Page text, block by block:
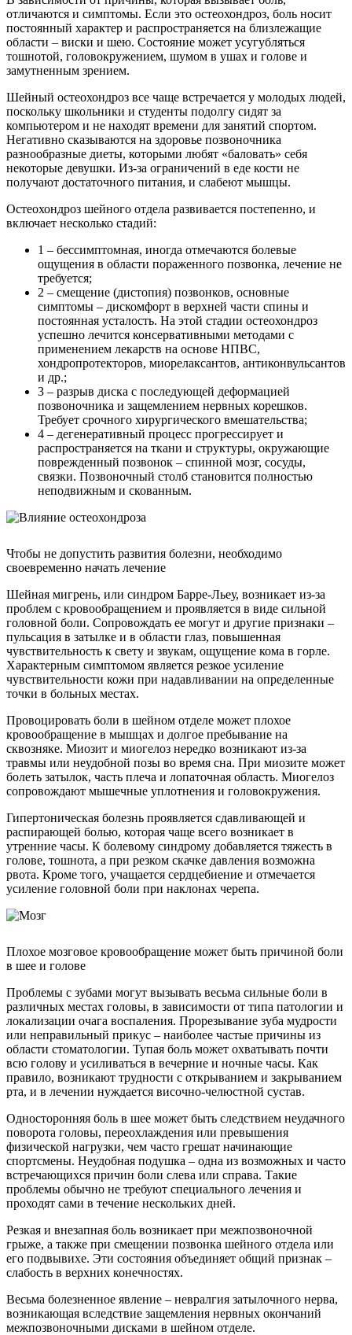
отличаются и симптомы. Если это остеохондроз, боль носит
постоянный характер и распространяется на близлежащие
области – виски и шею. Состояние может усугубляться
тошнотой, головокружением, шумом в ушах и голове и
замутненным зрением.
Шейный остеохондроз все чаще встречается у молодых людей,
поскольку школьники и студенты подолгу сидят за
компьютером и не находят времени для занятий спортом.
Негативно сказываются на здоровье позвоночника
разнообразные диеты, которыми любят «баловать» себя
некоторые девушки. Из-за ограничений в еде кости не
получают достаточного питания, и слабеют мышцы.
Остеохондроз шейного отдела развивается постепенно, и
включает несколько стадий:
1 – бессимптомная, иногда отмечаются болевые
ощущения в области пораженного позвонка, лечение не
требуется;
2 – смещение (дистопия) позвонков, основные
симптомы – дискомфорт в верхней части спины и
постоянная усталость. На этой стадии остеохондроз
успешно лечится консервативными методами с
применением лекарств на основе НПВС,
хондропротекторов, миорелаксантов, антиконвульсантов
и др.;
3 – разрыв диска с последующей деформацией
позвоночника и защемлением нервных корешков.
Требует срочного хирургического вмешательства;
4 – дегенеративный процесс прогрессирует и
распространяется на ткани и структуры, окружающие
поврежденный позвонок – спинной мозг, сосуды,
связки. Позвоночный столб становится полностью
неподвижным и скованным.
Чтобы не допустить развития болезни, необходимо
своевременно начать лечение
Шейная мигрень, или синдром Барре-Льеу, возникает из-за
проблем с кровообращением и проявляется в виде сильной
головной боли. Сопровождать ее могут и другие признаки –
пульсация в затылке и в области глаз, повышенная
чувствительность к свету и звукам, ощущение кома в горле.
Характерным симптомом является резкое усиление
чувствительности кожи при надавливании на определенные
точки в больных местах.
Провоцировать боли в шейном отделе может плохое
кровообращение в мышцах и долгое пребывание на
сквозняке. Миозит и миогелоз нередко возникают из-за
травмы или неудобной позы во время сна. При миозите может
болеть затылок, часть плеча и лопаточная область. Миогелоз
сопровождают мышечные уплотнения и головокружения.
Гипертоническая болезнь проявляется сдавливающей и
распирающей болью, которая чаще всего возникает в
утренние часы. К болевому синдрому добавляется тяжесть в
голове, тошнота, а при резком скачке давления возможна
рвота. Кроме того, учащается сердцебиение и отмечается
усиление головной боли при наклонах черепа.
Плохое мозговое кровообращение может быть причиной боли
в шее и голове
Проблемы с зубами могут вызывать весьма сильные боли в
различных местах головы, в зависимости от типа патологии и
локализации очага воспаления. Прорезывание зуба мудрости
или неправильный прикус – наиболее частые причины из
области стоматологии. Тупая боль может охватывать почти
всю голову и усиливаться в вечерние и ночные часы. Как
правило, возникают трудности с открыванием и закрыванием
рта, и в лечении нуждается височно-челюстной сустав.
Односторонняя боль в шее может быть следствием неудачного
поворота головы, переохлаждения или превышения
физической нагрузки, чем часто грешат начинающие
спортсмены. Неудобная подушка – одна из возможных и часто
встречающихся причин боли слева или справа. Такие
проблемы обычно не требуют специального лечения и
проходят сами в течение нескольких дней.
Резкая и внезапная боль возникает при межпозвоночной
грыже, а также при смещении позвонка шейного отдела или
его подвывихе. Эти состояния объединяет общий признак –
слабость в верхних конечностях.
Весьма болезненное явление – невралгия затылочного нерва,
возникающая вследствие защемления нервных окончаний
межпозвоночными дисками в шейном отделе.